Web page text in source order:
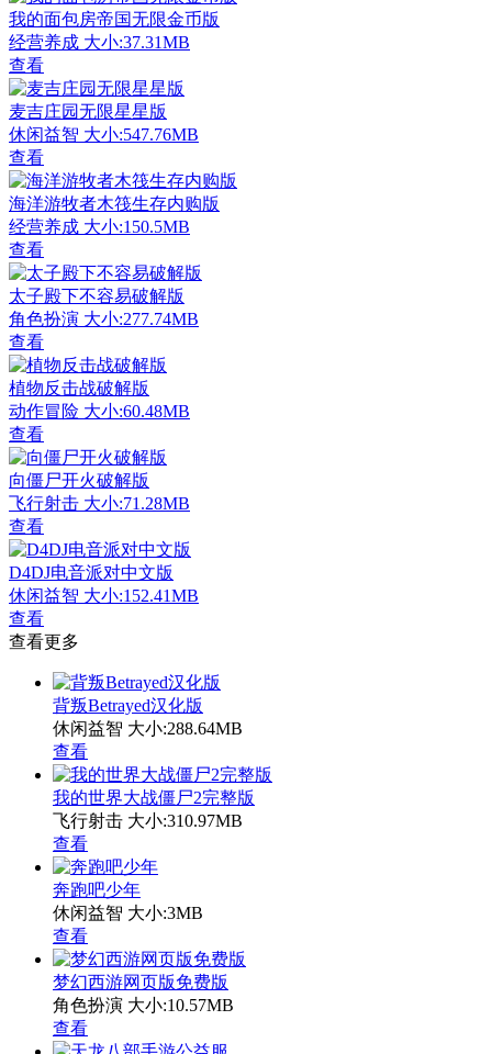
我的面包房帝国无限金币版
经营养成 大小:37.31MB
查看
麦吉庄园无限星星版
休闲益智 大小:547.76MB
查看
海洋游牧者木筏生存内购版
经营养成 大小:150.5MB
查看
太子殿下不容易破解版
角色扮演 大小:277.74MB
查看
植物反击战破解版
动作冒险 大小:60.48MB
查看
向僵尸开火破解版
飞行射击 大小:71.28MB
查看
D4DJ电音派对中文版
休闲益智 大小:152.41MB
查看
查看更多
背叛Betrayed汉化版
休闲益智 大小:288.64MB
查看
我的世界大战僵尸2完整版
飞行射击 大小:310.97MB
查看
奔跑吧少年
休闲益智 大小:3MB
查看
梦幻西游网页版免费版
角色扮演 大小:10.57MB
查看